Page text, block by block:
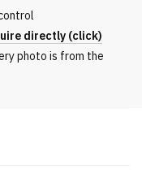
directly (click)
photo is from the